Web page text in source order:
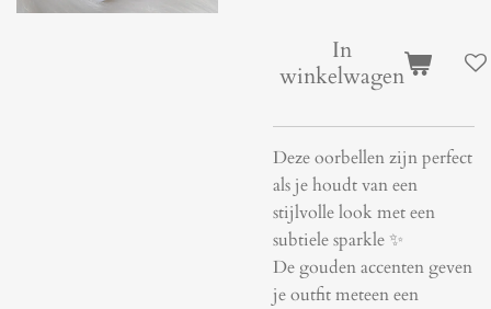
In
winkelwagen
Deze oorbellen zijn perfect
als je houdt van een
stijlvolle look met een
subtiele sparkle ✨
De gouden accenten geven
je outfit meteen een